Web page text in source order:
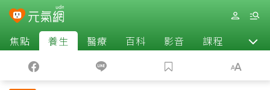
焦點 養生 醫療 百科 影音 課程 退休